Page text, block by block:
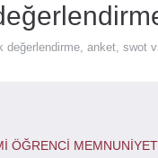
değerlendirme, anket, swot
ÖĞRENCİ